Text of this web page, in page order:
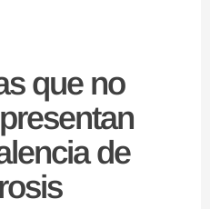
que no
de